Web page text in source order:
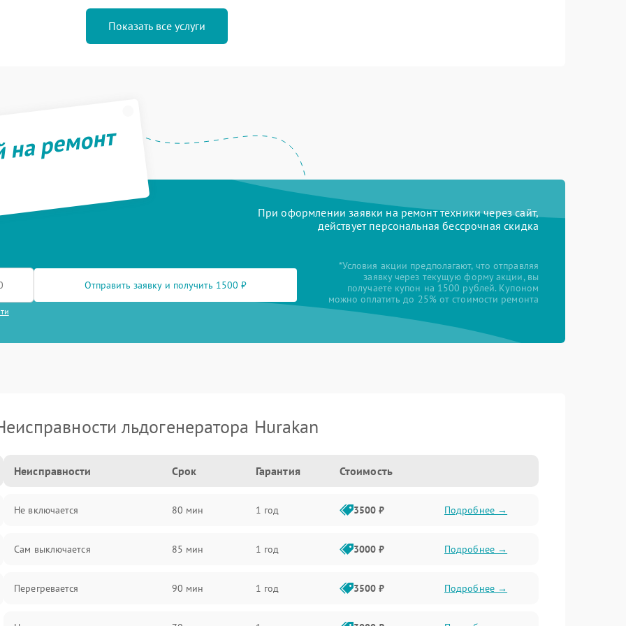
Показать все услуги
ремонт
При оформлении заявки на ремонт техники через сайт,
действует персональная бессрочная скидка
Отправить заявку и получить 1500 ₽
*Условия акции предполагают, что отправляя
заявку через текущую форму акции, вы
получаете купон на 1500 рублей. Купоном
можно оплатить до 25% от стоимости ремонта
льдогенератора Hurakan
Неисправности Срок Гарантия Стоимость
Не включается 80 мин 1 год 3500 ₽ Подробнее →
Сам выключается 85 мин 1 год 3000 ₽ Подробнее →
Перегревается 90 мин 1 год 3500 ₽ Подробнее →